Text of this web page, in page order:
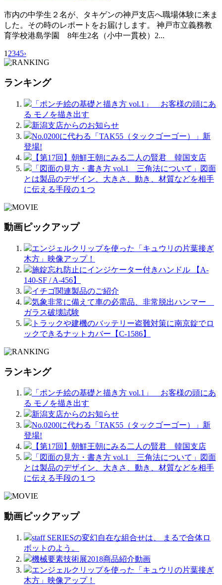
市内の中学生２名が、タキゲンの神戸支店へ職場体験に来ま
した。その時のレポートをお届けします。 神戸市立義務教
育学校港島学園 8年生2名（小中一貫校）2...
1 2345›
ランキング
「ポンチ絵の基礎と描き方 vol.1」 お客様の頭にあ
る モノを描き出す
新潟支店からのお知らせ
No.0200に代わる「TAK55（タックゴーゴー）」新
登場!
【第17回】朝鮮王朝にみる二人の賢君 韓国支店
「図面の見方・書き方 vol.1 三角法について」図面
とは製品のデザイン、大きさ、動き、材質などを相手
に伝える手段の１つ
動画ピックアップ
エンジェルクリップを使った「キュウリの片葉接ぎ
木方」映像アップ！
施錠忘れ防止にインジケーター付きハンドル 【A-
140-SF / A-456】
イチゴ関連製品のご紹介
気象非常に備えて車の必需品、非常脱出ハンマー
ガラス破壊試験
トラックや建機のバッテリー盗難対策に南京錠でロ
ックできるナットカバー【C-1586】
ランキング
「ポンチ絵の基礎と描き方 vol.1」 お客様の頭にあ
る モノを描き出す
新潟支店からのお知らせ
No.0200に代わる「TAK55（タックゴーゴー）」新
登場!
【第17回】朝鮮王朝にみる二人の賢君 韓国支店
「図面の見方・書き方 vol.1 三角法について」図面
とは製品のデザイン、大きさ、動き、材質などを相手
に伝える手段の１つ
動画ピックアップ
staff SERIESの変幻自在な組合せは、 まるで合体ロ
ボットのよう。
機械要素技術展2018商品紹介動画
エンジェルクリップを使った「キュウリの片葉接ぎ
木方」映像アップ！